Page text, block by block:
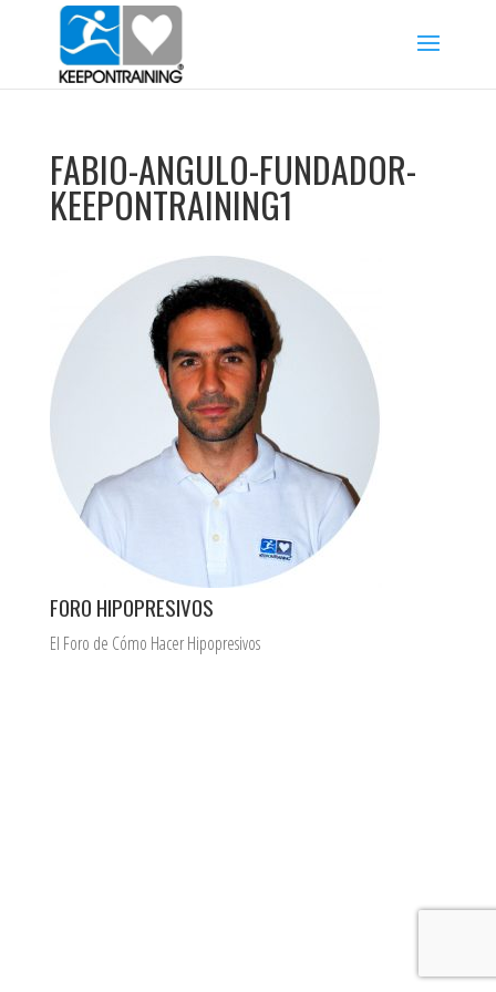
FABIO-ANGULO-FUNDADOR-
KEEPONTRAINING1
FORO HIPOPRESIVOS
El Foro de Cómo Hacer Hipopresivos